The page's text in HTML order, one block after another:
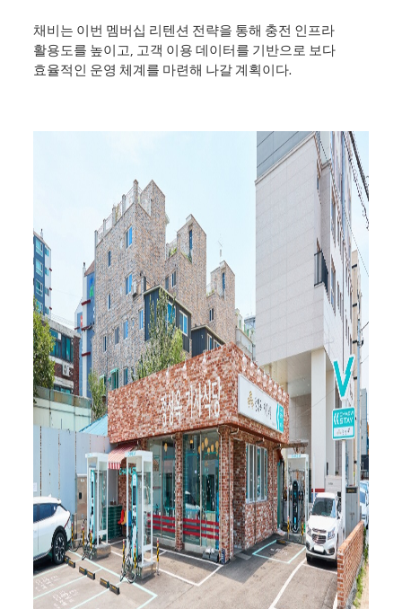
채비는 이번 멤버십 리텐션 전략을 통해 충전 인프라
활용도를 높이고
고객 이용 데이터를 기반으로 보다
효율적인 운영 체계를 마련해 나갈 계획이다.